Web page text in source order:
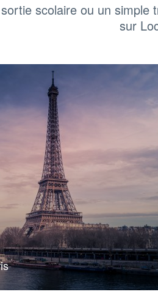
scolaire ou un
sur